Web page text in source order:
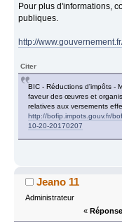
Pour plus d'informations,
publiques.
http://
Citer
BIC - Réductions d'impôts -
faveur des œuvres et
relatives aux versements
http://bofip.impots.gouv.fr/
10-20-20170207
Jeano 11
Administrateur
«